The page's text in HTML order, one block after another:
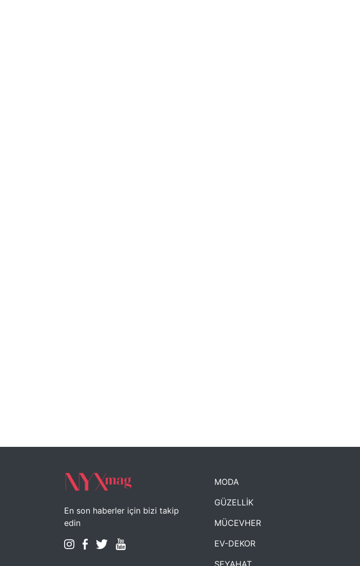
En son haberler için bizi takip
edin
MODA
GÜZELLİK
MÜCEVHER
EV-DEKOR
SEYAHAT